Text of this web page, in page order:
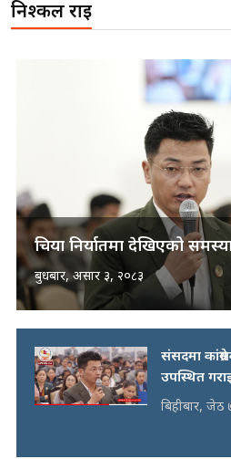
निश्कल राई
चिया निर्यातमा देखिएको
बुधबार, असार ३, २०८३
संसदमा
उपस्थित
बिहीबार, जेठ